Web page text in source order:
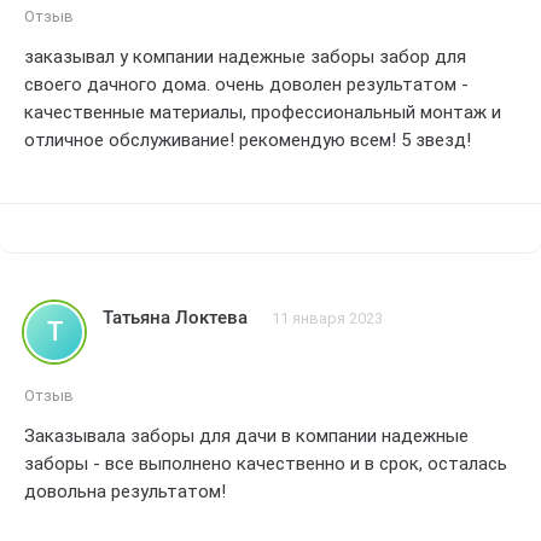
Отзыв
заказывал у компании надежные заборы забор для
своего дачного дома. очень доволен результатом -
качественные материалы, профессиональный монтаж и
отличное обслуживание! рекомендую всем! 5 звезд!
Т Татьяна Локтева 11 января 2023
Отзыв
Заказывала заборы для дачи в компании надежные
заборы - все выполнено качественно и в срок, осталась
довольна результатом!